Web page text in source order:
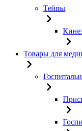
Тейпы
Товары для